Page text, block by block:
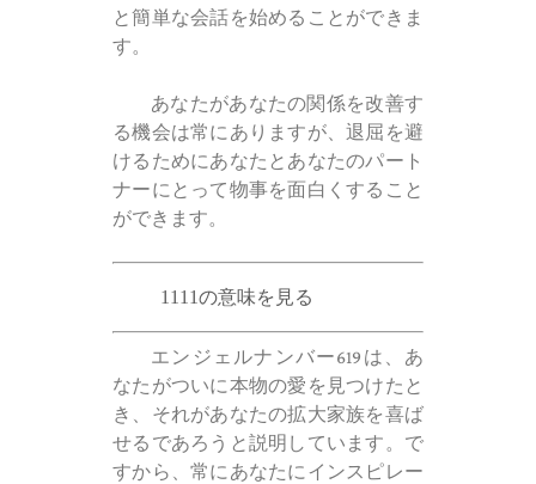
と簡単な会話を始めることができま
す。
あなたがあなたの関係を改善す
る機会は常にありますが、退屈を避
けるためにあなたとあなたのパート
ナーにとって物事を面白くすること
ができます。
1111の意味を見る
エンジェルナンバー619は、あ
なたがついに本物の愛を見つけたと
き、それがあなたの拡大家族を喜ば
せるであろうと説明しています。で
すから、常にあなたにインスピレー